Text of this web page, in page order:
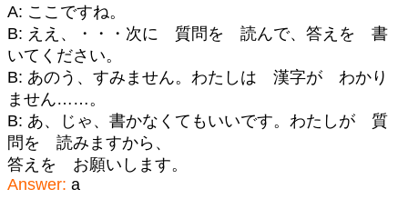
A: ここですね。
B: ええ、・・・次に 質問を 読んで、答えを 書
いてください。
B: あのう、すみません。わたしは 漢字が わかり
ません……。
B: あ、じゃ、書かなくてもいいです。わたしが 質
問を 読みますから、
答えを お願いします。
Answer: a